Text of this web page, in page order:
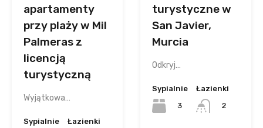
apartamenty
przy plaży w Mil
Palmeras z
licencją
turystyczną
Wyjątkowa…
Sypialnie
Łazienki
turystyczne w
San Javier,
Murcia
Odkryj…
Sypialnie
3
Łazienki
2